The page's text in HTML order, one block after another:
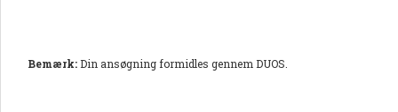
Bemærk:Din ansøgning formidles gennem DUOS.